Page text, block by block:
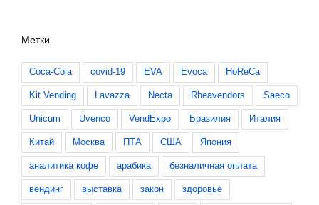
Метки
Coca-Cola covid-19 EVA Evoca HoReCa
Kit Vending Lavazza Necta Rheavendors Saeco
Unicum Uvenco VendExpo Бразилия Италия
Китай Москва ПТА США Япония
аналитика кофе арабика безналичная оплата
вендинг выставка закон здоровье